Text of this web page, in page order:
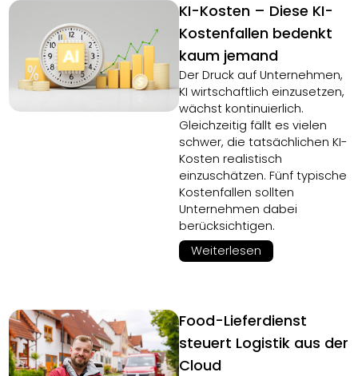
KI-Kosten – Diese KI-
Kostenfallen bedenkt
kaum jemand
Der Druck auf Unternehmen,
KI wirtschaftlich einzusetzen,
wächst kontinuierlich.
Gleichzeitig fällt es vielen
schwer, die tatsächlichen KI-
Kosten realistisch
einzuschätzen. Fünf typische
Kostenfallen sollten
Unternehmen dabei
berücksichtigen.
Weiterlesen
Food-Lieferdienst
steuert Logistik aus der
Cloud